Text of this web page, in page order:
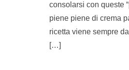
consolarsi con queste
piene piene di crema
ricetta viene sempre
[…]